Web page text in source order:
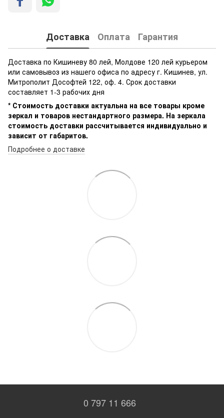
Доставка Оплата Гарантия
Доставка по Кишиневу 80 лей, Молдове 120 лей курьером
или самовывоз из нашего офиса по адресу г. Кишинев, ул.
Митрополит Дософтей 122, оф. 4. Срок доставки
составляет 1-3 рабочих дня
* Стоимость доставки актуальна на все товары кроме
зеркал и товаров нестандартного размера. На зеркала
стоимость доставки рассчитывается индивидуально и
зависит от габаритов.
Подробнее о доставке
0 797 11 666